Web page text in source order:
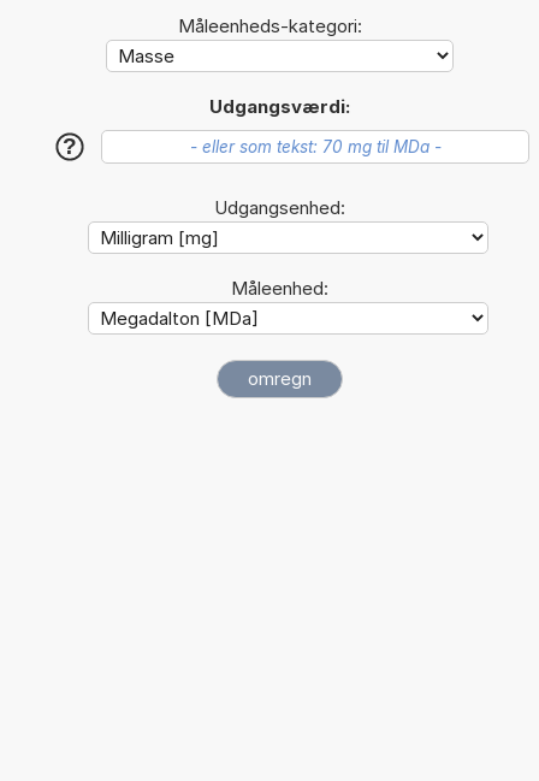
Måleenheds-kategori:
Udgangsværdi:
?
Udgangsenhed:
Måleenhed: